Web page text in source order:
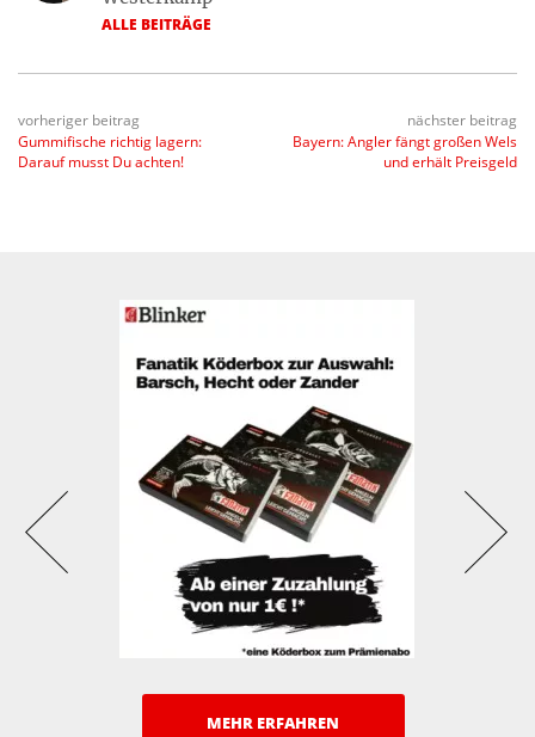
ALLE BEITRÄGE
vorheriger beitrag
Gummifische richtig lagern:
Darauf musst Du achten!
nächster beitrag
Bayern: Angler fängt großen Wels
und erhält Preisgeld
MEHR ERFAHREN